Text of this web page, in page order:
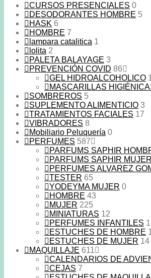
CURSOS PRESENCIALES 0
DESODORANTES HOMBRE 5
HASK 6
HOMBRE 7
lampara catalitica 1
lolita 2
PALETA BALAYAGE 3
PREVENCIÓN COVID 86
GEL HIDROALCOHOLICO
MASCARILLAS
SOMBREROS 5
SUPLEMENTO ALIMENTICIO 3
TRATAMIENTOS FACIALES 17
VIBRADORES 8
Mobiliario Peluquería 0
PERFUMES 587
PARFUMS SAPHIR
PARFUMS SAPHIR MUJER
PERFUMES ALVAREZ
TESTER 65
YODEYMA MUJER 0
HOMBRE 43
MUJER 225
MINIATURAS 12
PERFUMES INFANTILES
ESTUCHES DE HOMBRE
ESTUCHES DE MUJER 14
MAQUILLAJE 611
CALENDARIOS DE
CEJAS 7